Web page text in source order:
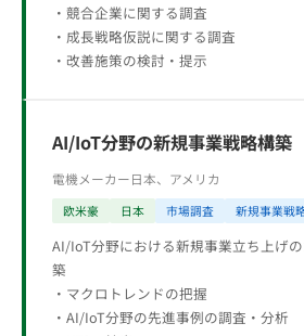
・競合企業に関する調査
・成長戦略仮説に関する調査
・改善施策の検討・提示
AI/IoT分野の新規事業戦略構築
電機メーカー日本、アメリカ
欧米豪 日本 市場調査 新規事業戦
AI/IoT分野における新規事業立ち上げ
築
・マクロトレンドの把握
・AI/IoT分野の先進事例の調査・分析